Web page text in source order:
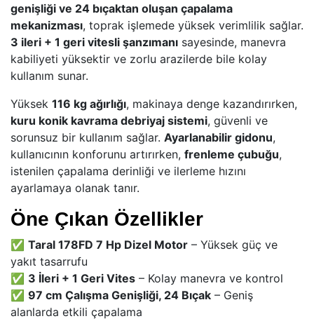
genişliği ve 24 bıçaktan oluşan çapalama
mekanizması, toprak işlemede yüksek verimlilik sağlar.
3 ileri + 1 geri vitesli şanzımanı sayesinde, manevra
kabiliyeti yüksektir ve zorlu arazilerde bile kolay
kullanım sunar.
Yüksek 116 kg ağırlığı, makinaya denge kazandırırken,
kuru konik kavrama debriyaj sistemi, güvenli ve
sorunsuz bir kullanım sağlar. Ayarlanabilir gidonu,
kullanıcının konforunu artırırken, frenleme çubuğu,
istenilen çapalama derinliği ve ilerleme hızını
ayarlamaya olanak tanır.
Öne Çıkan Özellikler
✅ Taral 178FD 7 Hp Dizel Motor – Yüksek güç ve
yakıt tasarrufu
✅ 3 İleri + 1 Geri Vites – Kolay manevra ve kontrol
✅ 97 cm Çalışma Genişliği, 24 Bıçak – Geniş
alanlarda etkili çapalama